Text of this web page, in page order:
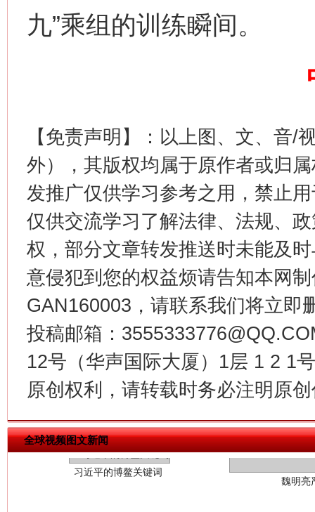
九”乘组的训练瞬间。
【免责声明】：以上图、文、音/
外），其版权均属于原作者或归
发推广仅供学习参考之用，禁止
仅供交流学习了解法律、法规、
权，部分文章转发推送时未能及
意侵犯到您的权益烦请告知本网
GAN160003，请联系我们将立即
投稿邮箱：
12号（华声国际大厦）1层 1 2 1
原创权利，请转载时务必注明原
全球视频图文新闻
这是一记警钟！
在谋一域中谋全局
习近平的博鳌关键词